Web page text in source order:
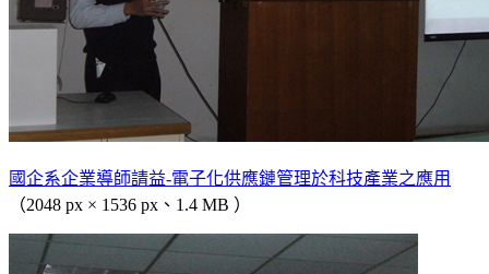
國企系企業導師請益-電子化供應鏈管理於科技產業之應用
（2048 px × 1536 px、1.4 MB ）